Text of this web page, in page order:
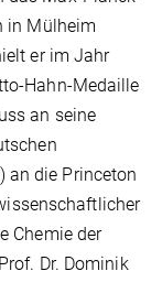
in Mülheim
er im Jahr
Hahn-Medaille
an seine
an die Princeton
Chemie der
Dr. Dominik